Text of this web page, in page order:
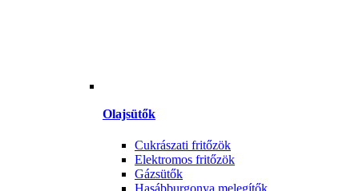
Olajsütők
Cukrászati fritőzök
Elektromos fritőzök
Gázsütők